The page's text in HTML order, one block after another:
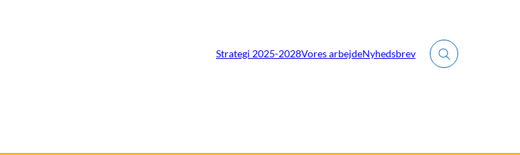
Strategi 2025-2028Vores arbejdeNyhedsbrev Fold søgefelt ud
- Flere links